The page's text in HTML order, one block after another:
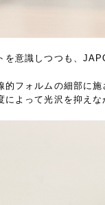
を意識しつつも、
的フォルムの細部に施
によって光沢を抑えな